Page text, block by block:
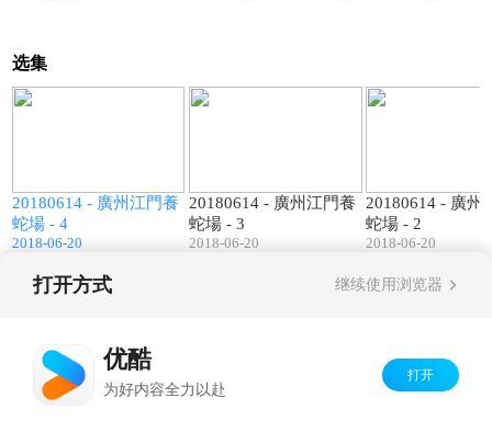
选集
20180614 - 廣州江門養
蛇場 - 4
2018-06-20
20180614 - 廣州江門養
蛇場 - 3
2018-06-20
20180614 - 廣州
蛇場 - 2
2018-06-20
打开方式 继续使用浏览器
优酷
为好内容全力以赴
打开